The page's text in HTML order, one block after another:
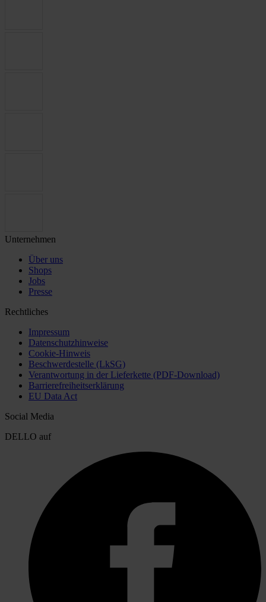
Unternehmen
Über uns
Shops
Jobs
Presse
Rechtliches
Impressum
Datenschutzhinweise
Cookie-Hinweis
Beschwerdestelle (LkSG)
Verantwortung in der Lieferkette (PDF-Download)
Barrierefreiheitserklärung
EU Data Act
Social Media
DELLO auf